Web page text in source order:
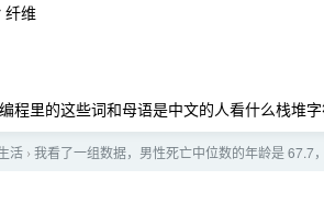
纤维
程里的这些词和母语是中文的人看什么栈堆
活 › 我看了一组数据，男性死亡中位数的年龄是 67.7